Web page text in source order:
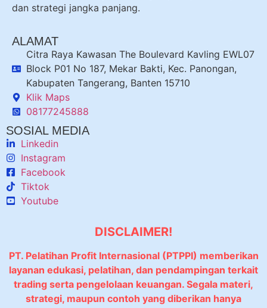
dan strategi jangka panjang.
ALAMAT
Citra Raya Kawasan The Boulevard Kavling EWL07
Block P01 No 187, Mekar Bakti, Kec. Panongan,
Kabupaten Tangerang, Banten 15710
Klik Maps
08177245888
SOSIAL MEDIA
Linkedin
Instagram
Facebook
Tiktok
Youtube
DISCLAIMER!
PT. Pelatihan Profit Internasional (PTPPI) memberikan
layanan edukasi, pelatihan, dan pendampingan terkait
trading serta pengelolaan keuangan. Segala materi,
strategi, maupun contoh yang diberikan hanya